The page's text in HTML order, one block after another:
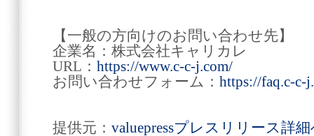
【一般の方向けのお問い合わせ先】
企業名：株式会社キャリカレ
URL： https://www.c-c-j.com/
お問い合わせフォーム： https://faq.c-c-
提供元： valuepressプレスリリース詳